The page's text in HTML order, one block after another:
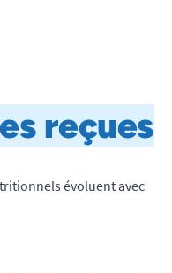
reçues
évoluent avec